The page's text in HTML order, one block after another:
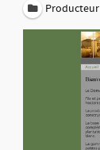
Producteur